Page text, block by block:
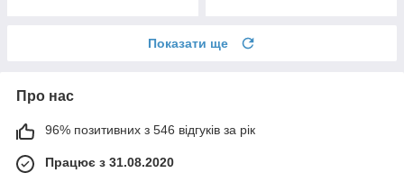
Показати ще
Про нас
96% позитивних з 546 відгуків за рік
Працює з 31.08.2020